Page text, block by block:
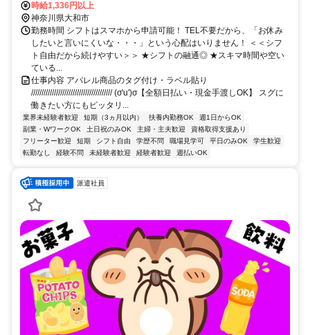
時給1,336円以上
神奈川県大和市
勤務時間 シフトはスマホから申請可能！ TEL不要だから、「お休み
したいと言いにくいな・・・」という心配はいりません！ ＜＜シフ
ト自由だから続けやすい＞＞ ★シフトの融通◎ ★スキマ時間や空い
ている...
仕事内容 アパレル商品のタグ付け・ラベル貼り
/////////////////////////////////////// (σ'u')σ【全額日払い・現金手渡しOK】 スグに
働きたい方にもピッタリ...
業界未経験者歓迎 短期（3ヵ月以内） 扶養内勤務OK
週1日からOK
副業・WワークOK
土日祝のみOK 主婦・主夫歓迎
資格取得支援あり
フリーター歓迎
短期 シフト自由 学歴不問 職場見学可 平日のみOK
学生歓迎
転勤なし
経験不問 未経験者歓迎 経験者歓迎 週払いOK
派遣社員